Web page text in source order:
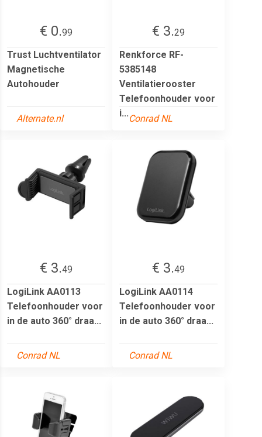
€ 0.99
Trust Luchtventilator
Magnetische
Autohouder
Alternate.nl
€ 3.29
Renkforce RF-
5385148
Ventilatierooster
Telefoonhouder voor
i...Conrad NL
€ 3.49
LogiLink AA0113
Telefoonhouder voor
in de auto 360° draa...
Conrad NL
€ 3.49
LogiLink AA0114
Telefoonhouder voor
in de auto 360° draa...
Conrad NL